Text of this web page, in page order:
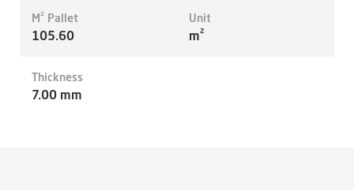
M² Pallet
105.60
Unit
m²
Thickness
7.00 mm